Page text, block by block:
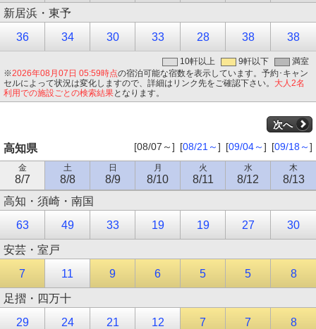
新居浜・東予
36
34 30 33 28 38 38
10軒以上 9軒以下
満室
※2026年08月07日 05:59時点の宿泊可能な宿数を表示しています。予約･キャン
セルによって状況は変化しますので、詳細はリンク先をご確認下さい。 大人2名
利用での施設ごとの検索結果となります。
次へ
高知県 [08/07～] [08/21～] [09/04～] [09/18～]
金
8/7
土
8/8
日
8/9
月
8/10
火
8/11
水
8/12
木
8/13
高知・須崎・南国
63
49 33 19 19 27 30
安芸・室戸
7
11 9 6 5 5 8
足摺・四万十
29
24 21 12 7 7 8